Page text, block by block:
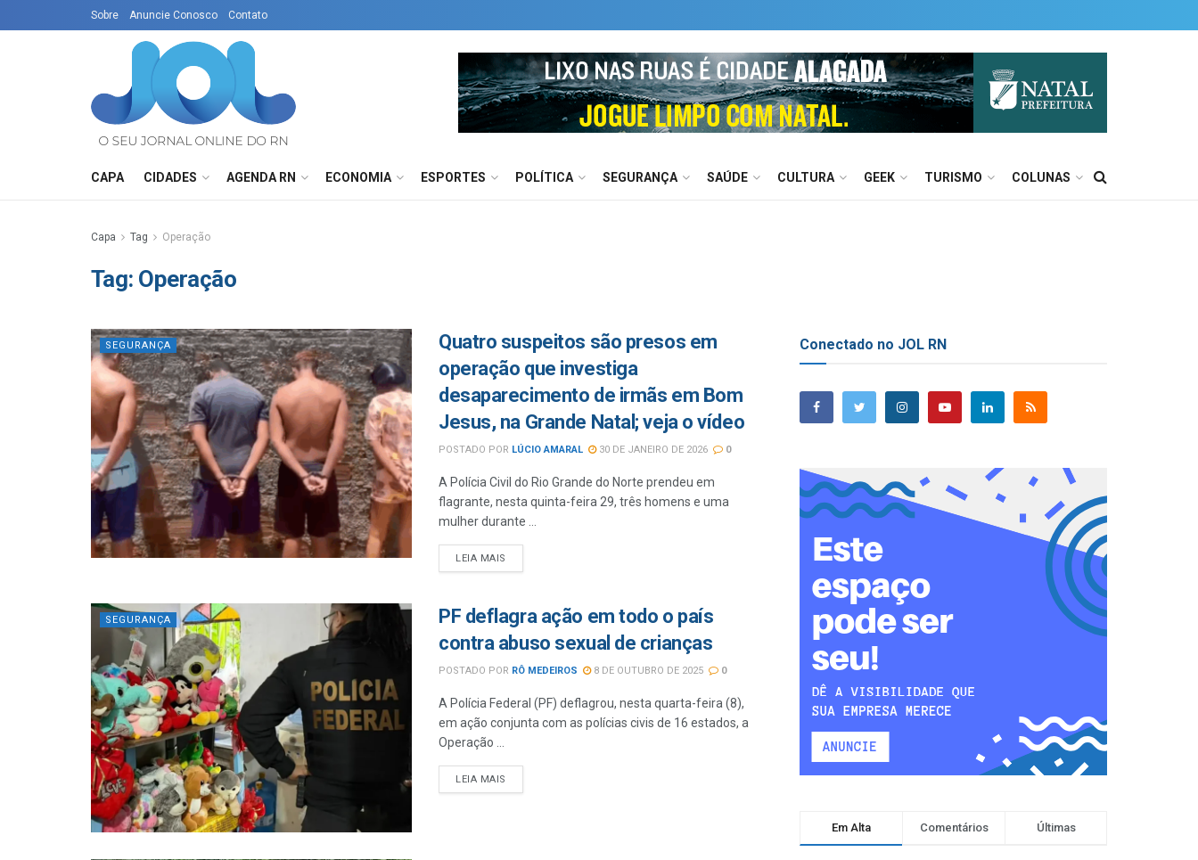
Sobre Anuncie Conosco Contato
CAPA CIDADES AGENDA RN ECONOMIA ESPORTES POLÍTICA SEGURANÇA SAÚDE CULTURA GEEK TURISMO COLUNAS
Capa Tag Operação
Tag: Operação
SEGURANÇA
Quatro suspeitos são presos em
operação que investiga
desaparecimento de irmãs em Bom
Jesus, na Grande Natal; veja o vídeo
POSTADO POR LÚCIO AMARAL 30 DE JANEIRO DE 2026 0
A Polícia Civil do Rio Grande do Norte prendeu em
flagrante, nesta quinta-feira 29, três homens e uma
mulher durante ...
LEIA MAIS
SEGURANÇA
PF deflagra ação em todo o país
contra abuso sexual de crianças
POSTADO POR RÔ MEDEIROS 8 DE OUTUBRO DE 2025 0
A Polícia Federal (PF) deflagrou, nesta quarta-feira (8),
em ação conjunta com as polícias civis de 16 estados, a
Operação ...
LEIA MAIS
Conectado no JOL RN
Em Alta Comentários Últimas